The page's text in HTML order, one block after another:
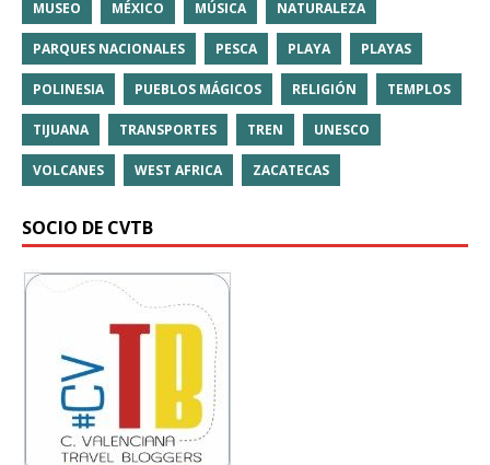
MUSEO MÉXICO MÚSICA NATURALEZA
PARQUES NACIONALES PESCA PLAYA PLAYAS
POLINESIA PUEBLOS MÁGICOS RELIGIÓN TEMPLOS
TIJUANA TRANSPORTES TREN UNESCO
VOLCANES WEST AFRICA ZACATECAS
SOCIO DE CVTB